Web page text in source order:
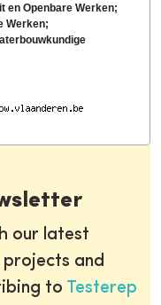
en Openbare Werken;
Werken;
our latest
projects and
to Testerep